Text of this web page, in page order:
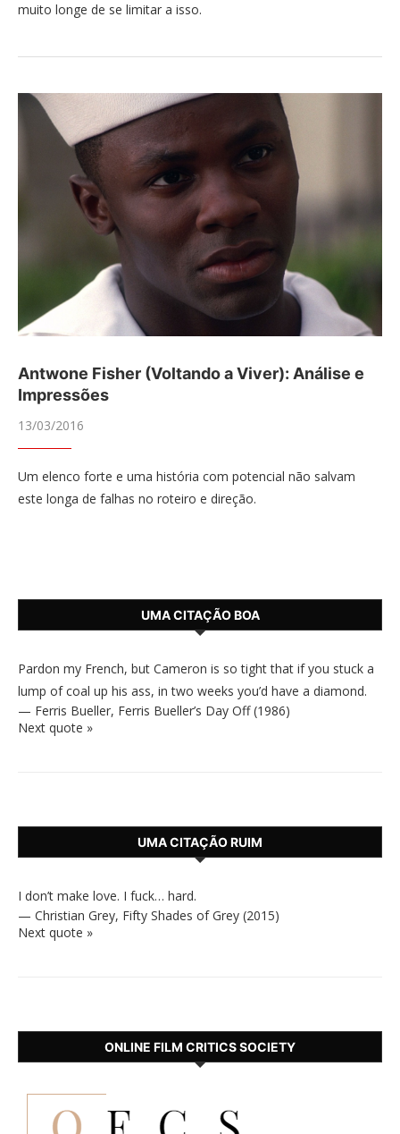
muito longe de se limitar a isso.
Antwone Fisher (Voltando a Viver): Análise e
Impressões
13/03/2016
Um elenco forte e uma história com potencial não salvam
este longa de falhas no roteiro e direção.
UMA CITAÇÃO BOA
Pardon my French, but Cameron is so tight that if you stuck a
lump of coal up his ass, in two weeks you’d have a diamond.
— Ferris Bueller, Ferris Bueller’s Day Off (1986)
Next quote »
UMA CITAÇÃO RUIM
I don’t make love. I fuck… hard.
— Christian Grey, Fifty Shades of Grey (2015)
Next quote »
ONLINE FILM CRITICS SOCIETY